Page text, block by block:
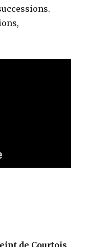
de Courtois